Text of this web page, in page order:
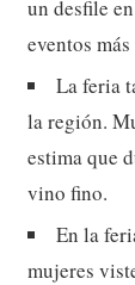
un desfile
eventos
La feria
la región.
estima que
vino fino.
En la
mujeres